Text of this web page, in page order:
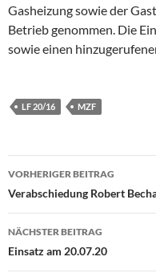
Gasheizung sowie der
Betrieb genommen. Die
sowie einen
LF 20/16 MZF
VORHERIGER BEITRAG
Verabschiedung Robert
NÄCHSTER BEITRAG
Einsatz am 20.07.20